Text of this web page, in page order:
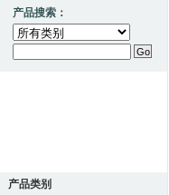
产品搜索：
产品类别